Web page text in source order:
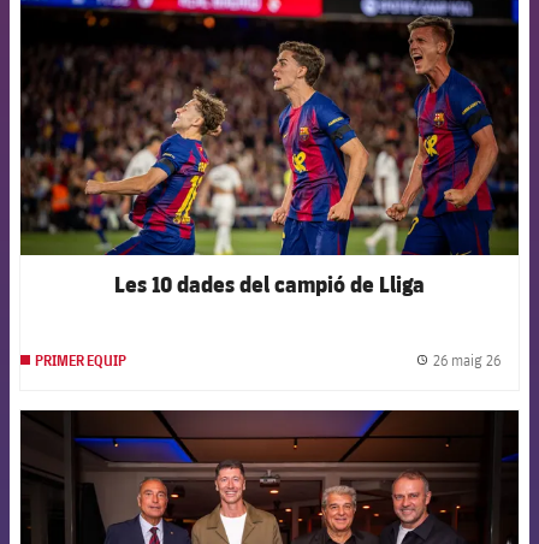
Les 10 dades del campió de Lliga
PRIMER EQUIP 26 maig 26
FCB Barcelona badge